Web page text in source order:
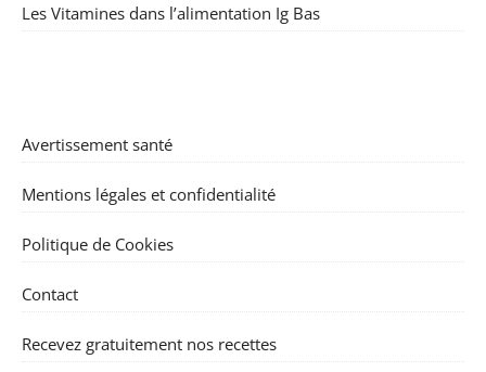
Les Vitamines dans l’alimentation Ig Bas
Avertissement santé
Mentions légales et confidentialité
Politique de Cookies
Contact
Recevez gratuitement nos recettes